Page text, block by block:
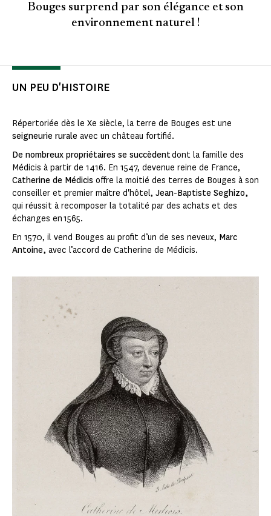
Bouges surprend par son élégance et son
environnement naturel !
UN PEU D'HISTOIRE
Répertoriée dès le Xe siècle, la terre de Bouges est une
seigneurie rurale avec un château fortifié.
De nombreux propriétaires se succèdentdont la famille des
Médicis à partir de 1416. En 1547, devenue reine de France,
Catherine de Médicis offre la moitié des terres de Bouges à son
conseiller et premier maître d'hôtel, Jean-Baptiste Seghizo,
qui réussit à recomposer la totalité par des achats et des
échanges en 1565.
En 1570, il vend Bouges au profit d’un de ses neveux, Marc
Antoine, avec l’accord de Catherine de Médicis.